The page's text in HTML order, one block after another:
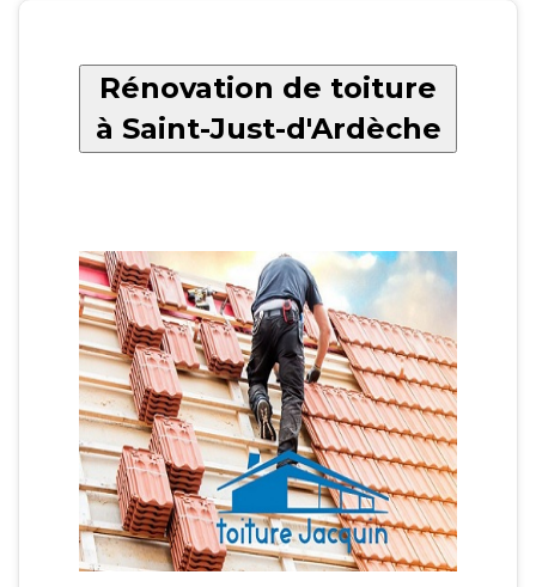
Rénovation de toiture
à Saint-Just-d'Ardèche